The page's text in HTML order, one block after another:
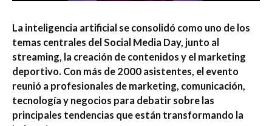
La inteligencia artificial se consolidó como uno de los
temas centrales del Social Media Day, junto al
streaming, la creación de contenidos y el marketing
deportivo. Con más de 2000 asistentes, el evento
reunió a profesionales de marketing, comunicación,
tecnología y negocios para debatir sobre las
principales tendencias que están transformando la